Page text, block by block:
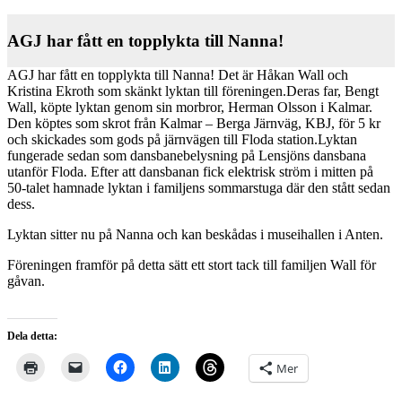
AGJ har fått en topplykta till Nanna!
AGJ har fått en topplykta till Nanna! Det är Håkan Wall och
Kristina Ekroth som skänkt lyktan till föreningen.Deras far, Bengt
Wall, köpte lyktan genom sin morbror, Herman Olsson i Kalmar.
Den köptes som skrot från Kalmar – Berga Järnväg, KBJ, för 5 kr
och skickades som gods på järnvägen till Floda station.Lyktan
fungerade sedan som dansbanebelysning på Lensjöns dansbana
utanför Floda. Efter att dansbanan fick elektrisk ström i mitten på
50-talet hamnade lyktan i familjens sommarstuga där den stått sedan
dess.
Lyktan sitter nu på Nanna och kan beskådas i museihallen i Anten.
Föreningen framför på detta sätt ett stort tack till familjen Wall för
gåvan.
Dela detta:
Mer